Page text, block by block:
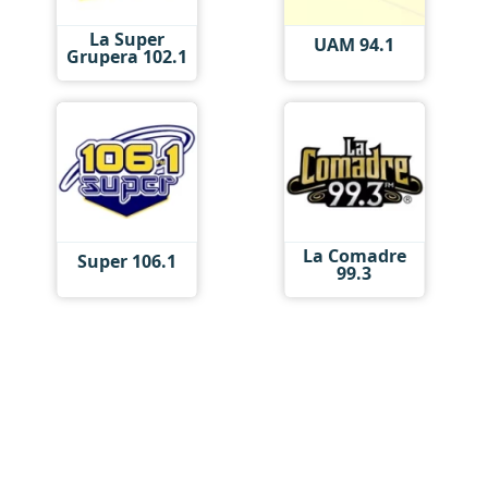
La Super
Grupera 102.1 UAM 94.1
Super 106.1 La Comadre
99.3